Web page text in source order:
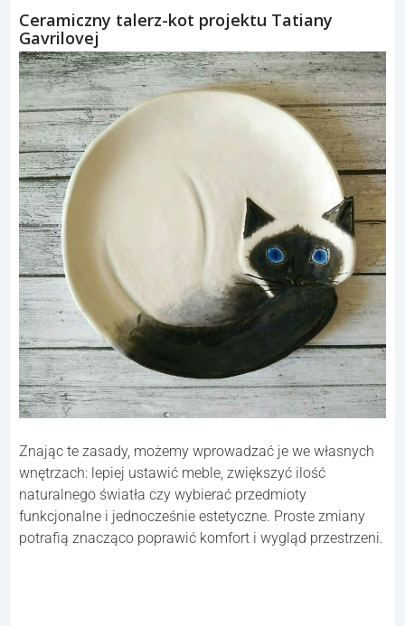
Ceramiczny talerz-kot projektu Tatiany
Gavrilovej
Znając te zasady, możemy wprowadzać je we własnych
wnętrzach: lepiej ustawić meble, zwiększyć ilość
naturalnego światła czy wybierać przedmioty
funkcjonalne i jednocześnie estetyczne. Proste zmiany
potrafią znacząco poprawić komfort i wygląd przestrzeni.